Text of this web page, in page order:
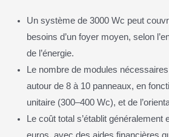
Un système de 3000 Wc peut
besoins d’un foyer moyen, selon
de l’énergie.
Le nombre de modules
autour de 8 à 10 panneaux, en
unitaire (300–400 Wc), et de
Le coût total s’établit généralement